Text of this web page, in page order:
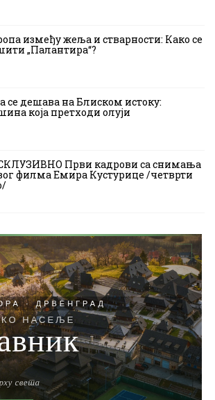
између жеља и стварности: Како се
„Палантира“?
се дешава на Блиском истоку:
која претходи олуји
Први кадрови са снимања
филма Емира Кустурице /четврти